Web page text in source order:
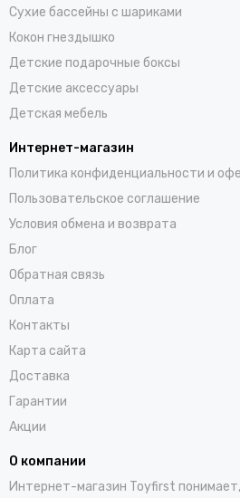
Cухие бассейны c шариками
Кокон гнездышко
Детские подарочные боксы
Детские аксессуары
Детская мебель
Интернет-магазин
Политика конфиденциальности и
Пользовательское соглашение
Условия обмена и возврата
Блог
Обратная связь
Оплата
Контакты
Карта сайта
Доставка
Гарантии
Акции
О компании
Интернет-магазин Toyfirst